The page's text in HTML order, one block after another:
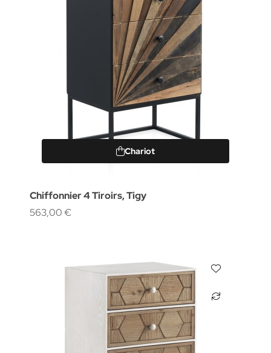
Chariot
Chiffonnier 4 Tiroirs, Tigy
563,00 €